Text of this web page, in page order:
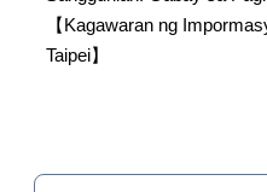
【Kagawaran ng
Taipei】